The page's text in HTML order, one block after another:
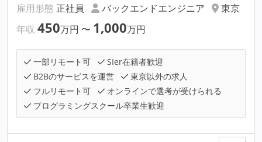
雇用形態 正社員 バックエンドエンジニア
東京
年収 450万円 〜 1,000万円
一部リモート可
SIer在籍者歓迎
B2Bのサービスを運営
東京以外の求人
フルリモート可
オンラインで選考が受けられる
プログラミングスクール卒業生歓迎